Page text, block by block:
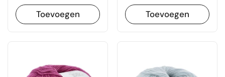
Toevoegen Toevoegen